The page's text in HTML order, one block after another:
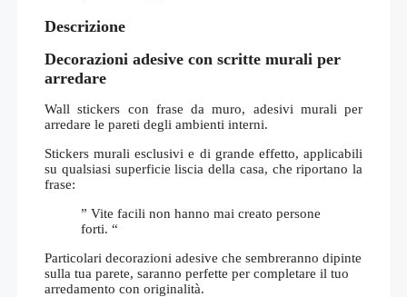
Descrizione
Decorazioni adesive con scritte murali per
arredare
Wall stickers con frase da muro, adesivi murali per
arredare le pareti degli ambienti interni.
Stickers murali esclusivi e di grande effetto, applicabili
su qualsiasi superficie liscia della casa, che riportano la
frase:
” Vite facili non hanno mai creato persone
forti. “
Particolari decorazioni adesive che sembreranno dipinte
sulla tua parete, saranno perfette per completare il tuo
arredamento con originalità.